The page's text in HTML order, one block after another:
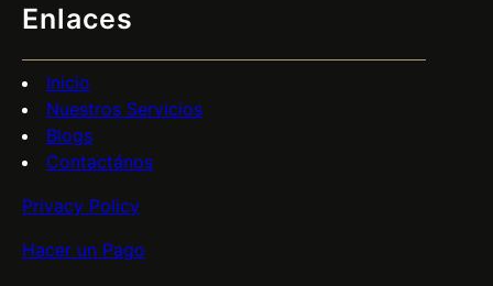
Enlaces
Inicio
Nuestros Servicios
Blogs
Contactános
Privacy Policy
Hacer un Pago